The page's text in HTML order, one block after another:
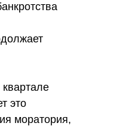
это
моратория,